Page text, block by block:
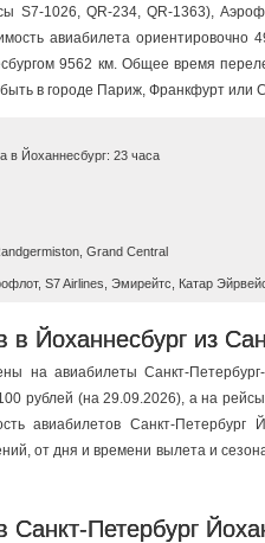
S7-1026, QR-234, QR-1363),
авиабилета ориентировочно
9562 км. Общее время
в городе Париж, Франкфурт или
в Йоханнесбург: 23 часа
Grand Central
S7 Airlines, Эмирейтс, Катар
в Йоханнесбург из
на авиабилеты Санкт-
рублей (на 29.09.2026), a на
авиабилетов Санкт-Петербург
от дня и времени вылета и
Санкт-Петербург